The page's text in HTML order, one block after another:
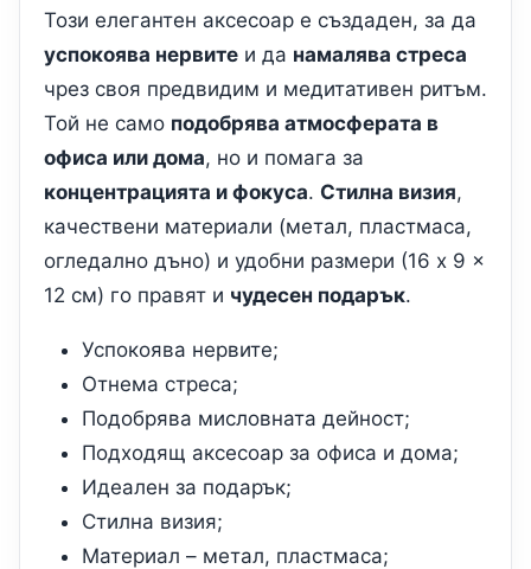
Този елегантен аксесоар е създаден, за да
успокоява нервите и да намалява стреса
чрез своя предвидим и медитативен ритъм.
Той не само подобрява атмосферата в
офиса или дома, но и помага за
концентрацията и фокуса. Стилна визия,
качествени материали (метал, пластмаса,
огледално дъно) и удобни размери (16 x 9 x
12 см) го правят и чудесен подарък.
Успокоява нервите;
Отнема стреса;
Подобрява мисловната дейност;
Подходящ аксесоар за офиса и дома;
Идеален за подарък;
Стилна визия;
Материал – метал, пластмаса;